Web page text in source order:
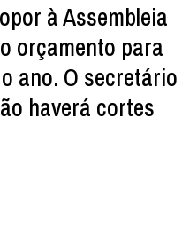
à Assembleia
orçamento para
ano. O secretário
haverá cortes